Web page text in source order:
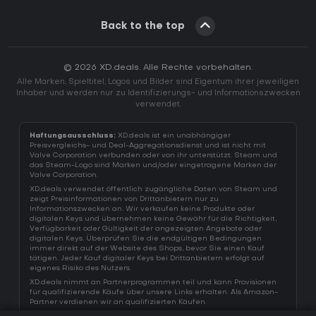
Back to the top
© 2026 XD.deals. Alle Rechte vorbehalten.
Alle Marken, Spieltitel, Logos und Bilder sind Eigentum ihrer jeweiligen
Inhaber und werden nur zu Identifizierungs- und Informationszwecken
verwendet.
Haftungsausschluss: XD.deals ist ein unabhängiger
Preisvergleichs- und Deal-Aggregationsdienst und ist nicht mit
Valve Corporation verbunden oder von ihr unterstützt. Steam und
das Steam-Logo sind Marken und/oder eingetragene Marken der
Valve Corporation.
XD.deals verwendet öffentlich zugängliche Daten von Steam und
zeigt Preisinformationen von Drittanbietern nur zu
Informationszwecken an. Wir verkaufen keine Produkte oder
digitalen Keys und übernehmen keine Gewähr für die Richtigkeit,
Verfügbarkeit oder Gültigkeit der angezeigten Angebote oder
digitalen Keys. Überprüfen Sie die endgültigen Bedingungen
immer direkt auf der Website des Shops, bevor Sie einen Kauf
tätigen. Jeder Kauf digitaler Keys bei Drittanbietern erfolgt auf
eigenes Risiko des Nutzers.
XD.deals nimmt an Partnerprogrammen teil und kann Provisionen
für qualifizierende Käufe über unsere Links erhalten. Als Amazon-
Partner verdienen wir an qualifizierten Käufen.